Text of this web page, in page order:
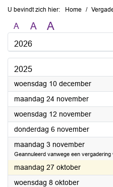
U bevindt zich hier: Home
A A A
2026
2025
woensdag 10 december2025
maandag 24 november2025
woensdag 12 november2025
donderdag 6 november2025
maandag 3 november2025
Geannuleerd vanwege een
maandag 27 oktober2025
woensdag 8 oktober2025